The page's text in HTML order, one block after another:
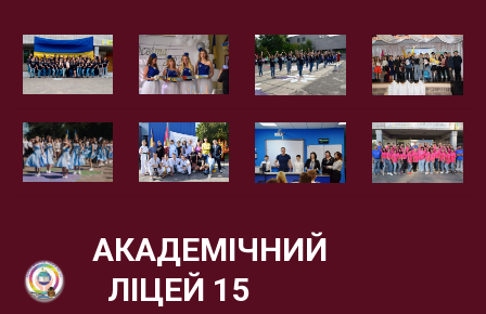
АКАДЕМІЧНИЙ
ЛІЦЕЙ 15